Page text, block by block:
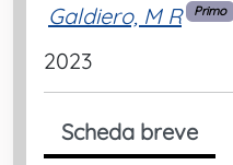
Galdiero, M R Primo
2023
Scheda breve